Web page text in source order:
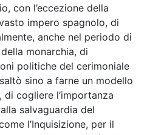
con l’eccezione della
impero spagnolo, di
anche nel periodo di
monarchia, di
politiche del cerimoniale
sino a farne un modello
cogliere l’importanza
salvaguardia del
l’Inquisizione, per il